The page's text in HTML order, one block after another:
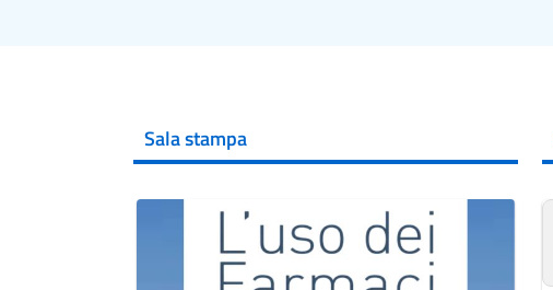
Sala stampa